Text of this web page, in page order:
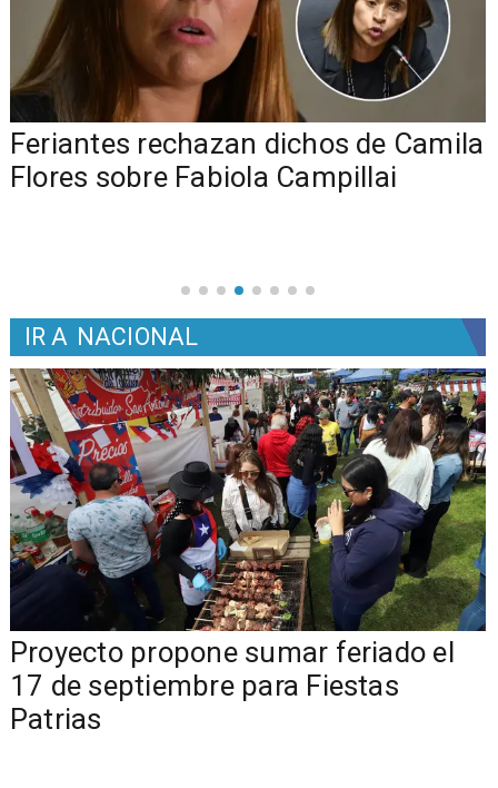
Feriantes rechazan dichos de Camila
Flores sobre Fabiola Campillai
IR A NACIONAL
Proyecto propone sumar feriado el
17 de septiembre para Fiestas
Patrias